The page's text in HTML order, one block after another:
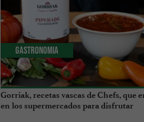
Gorriak, recetas vascas de Chefs, que
en los supermercados para disfrutar
Gastronomia